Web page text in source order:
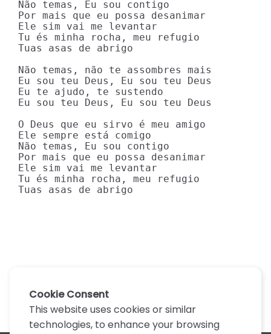
Não temas, Eu sou contigo
Por mais que eu possa desanimar
Ele sim vai me levantar
Tu és minha rocha, meu refugio
Tuas asas de abrigo
Não temas, não te assombres mais
Eu sou teu Deus, Eu sou teu Deus
Eu te ajudo, te sustendo
Eu sou teu Deus, Eu sou teu Deus
O Deus que eu sirvo é meu amigo
Ele sempre está comigo
Não temas, Eu sou contigo
Por mais que eu possa desanimar
Ele sim vai me levantar
Tu és minha rocha, meu refugio
Tuas asas de abrigo
Cookie Consent
This website uses cookies or similar
technologies, to enhance your browsing